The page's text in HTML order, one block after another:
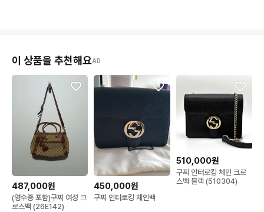
이 상품을 추천해요AD
487,000원
(영수증 포함)구찌 여성 크
로스백 (26E142)
450,000원
구찌 인터로킹 체인백
510,000원
구찌 인터로킹 체인 크로
스백 블랙 (510304)